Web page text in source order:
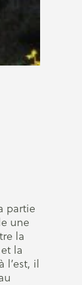
partie
une
la
la
l’est, il